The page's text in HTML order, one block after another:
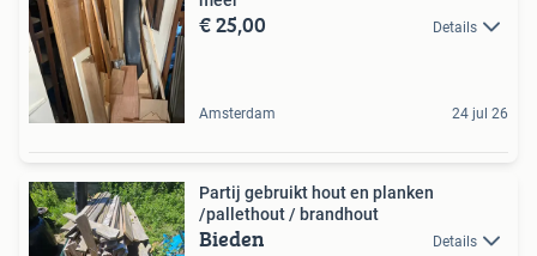
€ 25,00 Details
Amsterdam 24 jul 26
Partij gebruikt hout en planken
/pallethout / brandhout
Bieden Details